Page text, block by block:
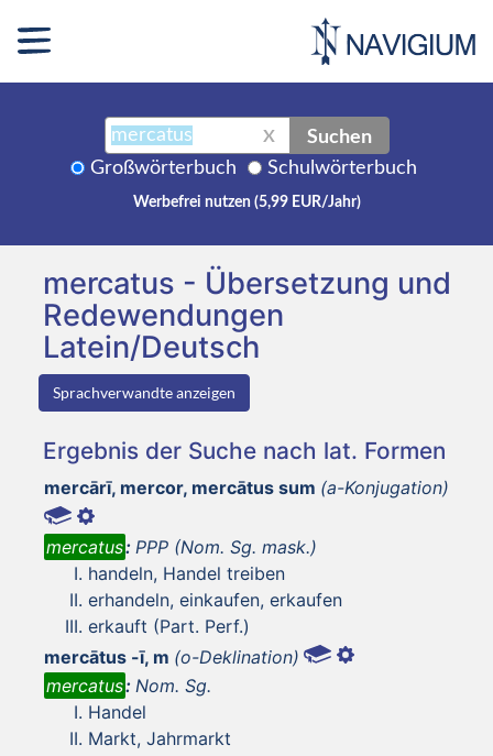
X Suchen
Großwörterbuch Schulwörterbuch
Werbefrei nutzen (5,99 EUR/Jahr)
mercatus - Übersetzung und
Redewendungen
Latein/Deutsch
Sprachverwandte anzeigen
Ergebnis der Suche nach lat. Formen
mercārī, mercor, mercātus sum (a-Konjugation)
mercatus: PPP (Nom. Sg. mask.)
handeln, Handel treiben
erhandeln, einkaufen, erkaufen
erkauft (Part. Perf.)
mercātus -ī, m (o-Deklination)
mercatus: Nom. Sg.
Handel
Markt, Jahrmarkt